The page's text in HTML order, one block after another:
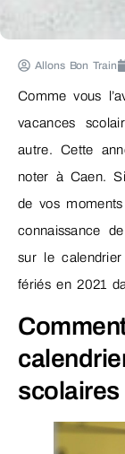
Allons Bon Train
Comme vous
vacances
autre. Cette
noter à Caen.
de vos
connaissance
sur le
fériés en 2021